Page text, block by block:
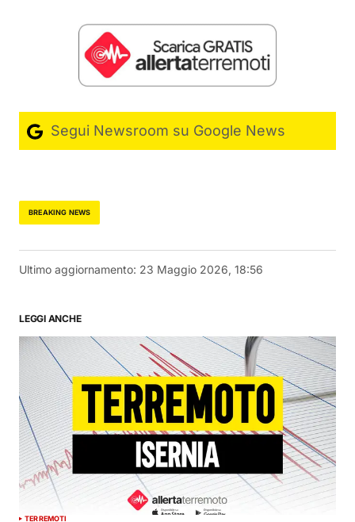
Segui Newsroom su Google News
BREAKING NEWS
Ultimo aggiornamento: 23 Maggio 2026, 18:56
LEGGI ANCHE
TERREMOTI